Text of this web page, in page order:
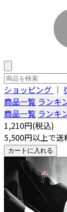
ショッピング ｜
商品一覧 ランキ
商品一覧 ランキ
1,210円(税込)
5,500円以上で送
カートに入れる